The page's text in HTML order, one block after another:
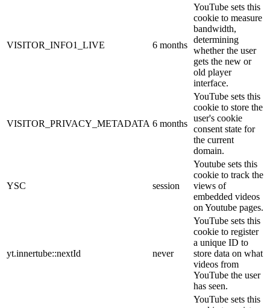
VISITOR_INFO1_LIVE 6 months
YouTube sets this
cookie to measure
bandwidth,
determining
whether the user
gets the new or
old player
interface.
VISITOR_PRIVACY_METADATA 6 months
YouTube sets this
cookie to store the
user's cookie
consent state for
the current
domain.
YSC session
Youtube sets this
cookie to track the
views of
embedded videos
on Youtube pages.
yt.innertube::nextId never
YouTube sets this
cookie to register
a unique ID to
store data on what
videos from
YouTube the user
has seen.
YouTube sets this